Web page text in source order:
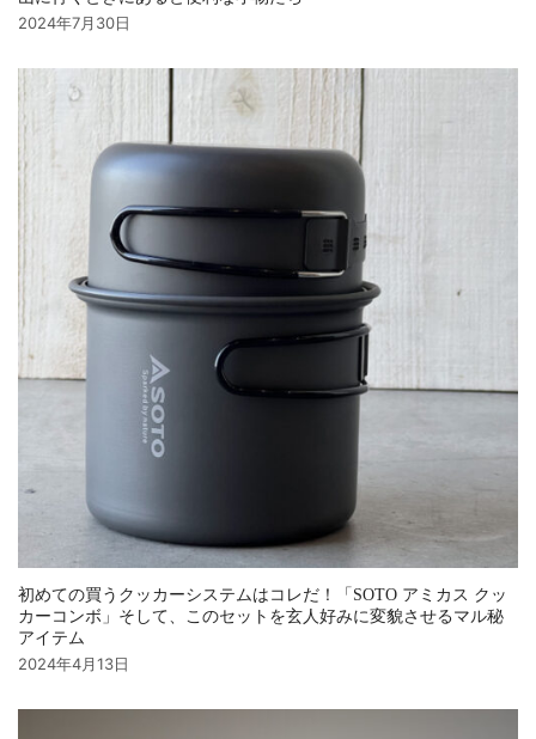
2024年7月30日
初めての買うクッカーシステムはコレだ！「SOTO アミカス クッ
カーコンボ」そして、このセットを玄人好みに変貌させるマル秘
アイテム
2024年4月13日